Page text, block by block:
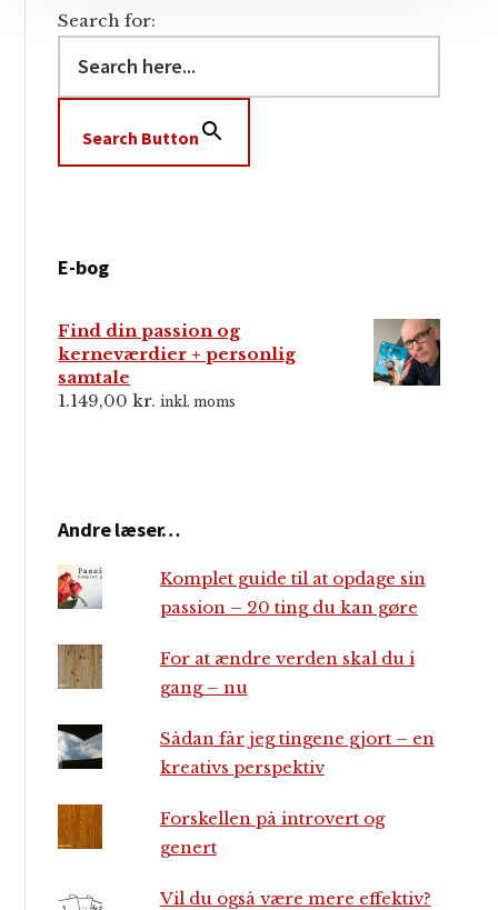
Search for:
Search Button
E-bog
Find din passion og
kerneværdier + personlig
samtale
1.149,00kr. inkl. moms
Andre læser…
Komplet guide til at opdage sin
passion – 20 ting du kan gøre
For at ændre verden skal du i
gang – nu
Sådan får jeg tingene gjort – en
kreativs perspektiv
Forskellen på introvert og
genert
Vil du også være mere effektiv?